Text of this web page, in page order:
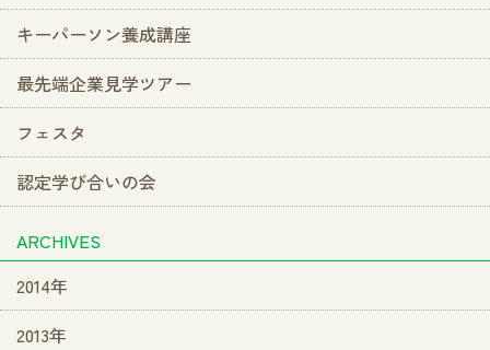
キーパーソン養成講座
最先端企業見学ツアー
フェスタ
認定学び合いの会
ARCHIVES
2014年
2013年